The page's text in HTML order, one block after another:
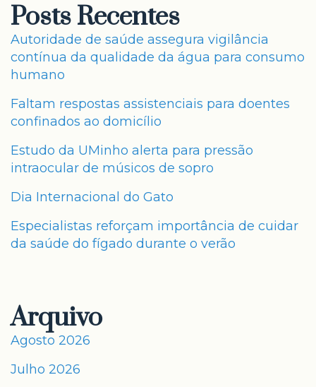
Posts Recentes
Autoridade de saúde assegura vigilância
contínua da qualidade da água para consumo
humano
Faltam respostas assistenciais para doentes
confinados ao domicílio
Estudo da UMinho alerta para pressão
intraocular de músicos de sopro
Dia Internacional do Gato
Especialistas reforçam importância de cuidar
da saúde do fígado durante o verão
Arquivo
Agosto 2026
Julho 2026